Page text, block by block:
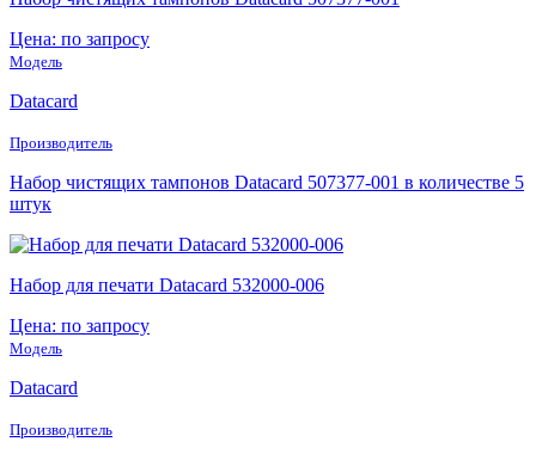
Цена: по запросу
Модель
Datacard
Производитель
Набор чистящих тампонов Datacard 507377-001 в количестве 5
штук
Набор для печати Datacard 532000-006
Цена: по запросу
Модель
Datacard
Производитель